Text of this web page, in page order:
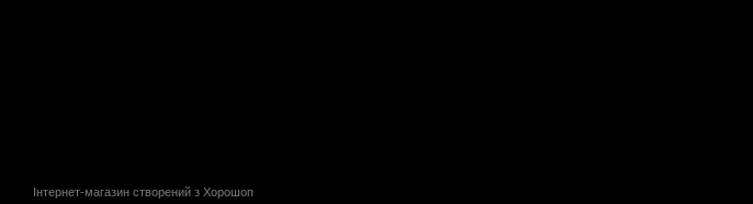
Інтернет-магазин створений з Хорошоп